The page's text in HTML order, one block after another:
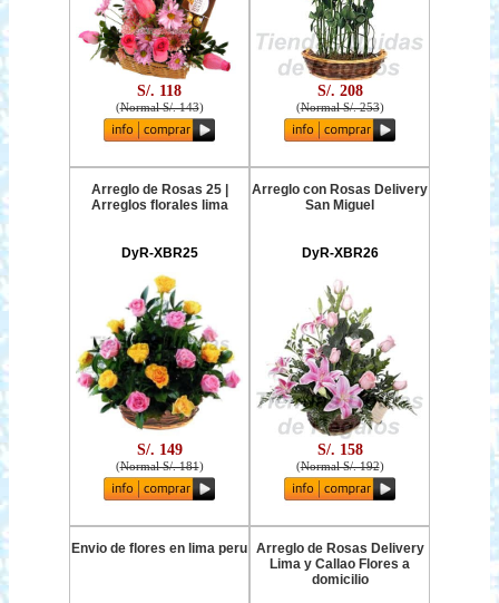
S/. 118
(Normal S/. 143)
S/. 208
(Normal S/. 253)
Arreglo de Rosas 25 |
Arreglos florales lima
DyR-XBR25
S/. 149
(Normal S/. 181)
Arreglo con Rosas Delivery
San Miguel
DyR-XBR26
S/. 158
(Normal S/. 192)
Envio de flores en lima peru Arreglo de Rosas Delivery
Lima y Callao Flores a
domicilio